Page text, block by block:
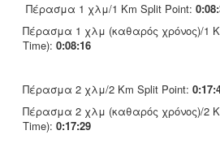
Πέρασμα 1 χλμ/1 Km Split Point:
Πέρασμα 1 χλμ (καθαρός χρόνος)/1
Time): 0:08:16
Πέρασμα 2 χλμ/2 Km Split Point:
Πέρασμα 2 χλμ (καθαρός χρόνος)/2
Time): 0:17:29